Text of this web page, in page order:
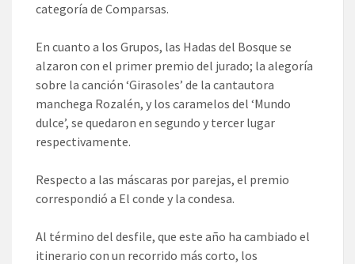
categoría de Comparsas.
En cuanto a los Grupos, las Hadas del Bosque se
alzaron con el primer premio del jurado; la alegoría
sobre la canción ‘Girasoles’ de la cantautora
manchega Rozalén, y los caramelos del ‘Mundo
dulce’, se quedaron en segundo y tercer lugar
respectivamente.
Respecto a las máscaras por parejas, el premio
correspondió a El conde y la condesa.
Al término del desfile, que este año ha cambiado el
itinerario con un recorrido más corto, los